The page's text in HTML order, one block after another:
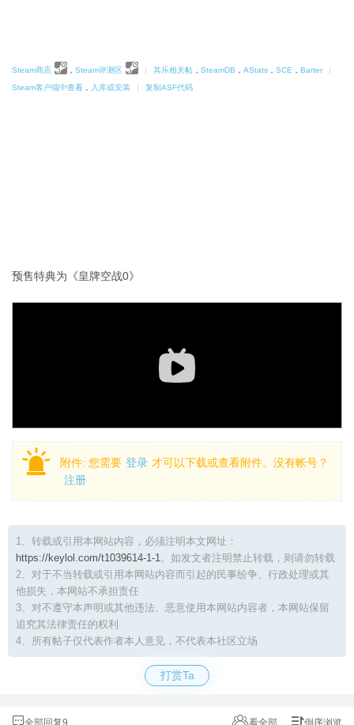
Steam商店 Steam评测区 | 其乐相关帖 SteamDB AStats SCE Barter
|
Steam客户端中查看
入库或安装 | 复制ASF代码
预售特典为《皇牌空战0》
附件: 您需要 登录 才可以下载或查看附件。没有帐号？
注册
1、转载或引用本网站内容，必须注明本文网址：
https://keylol.com/t1039614-1-1。如发文者注明禁止转载，则请勿转载
2、对于不当转载或引用本网站内容而引起的民事纷争、行政处理或其
他损失，本网站不承担责任
3、对不遵守本声明或其他违法、恶意使用本网站内容者，本网站保留
追究其法律责任的权利
4、所有帖子仅代表作者本人意见，不代表本社区立场
打赏Ta
全部回复9 看全部 倒序浏览